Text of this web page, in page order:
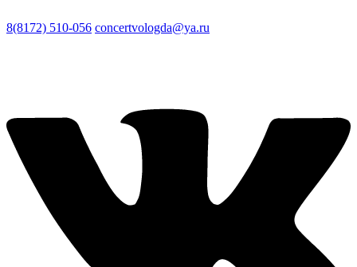
8(8172) 510-056 concertvologda@ya.ru